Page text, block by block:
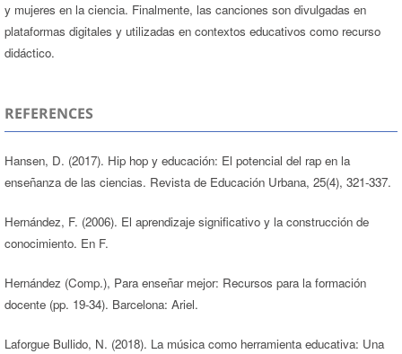
y mujeres en la ciencia. Finalmente, las canciones son divulgadas en
plataformas digitales y utilizadas en contextos educativos como recurso
didáctico.
REFERENCES
Hansen, D. (2017). Hip hop y educación: El potencial del rap en la
enseñanza de las ciencias. Revista de Educación Urbana, 25(4), 321-337.
Hernández, F. (2006). El aprendizaje significativo y la construcción de
conocimiento. En F.
Hernández (Comp.), Para enseñar mejor: Recursos para la formación
docente (pp. 19-34). Barcelona: Ariel.
Laforgue Bullido, N. (2018). La música como herramienta educativa: Una